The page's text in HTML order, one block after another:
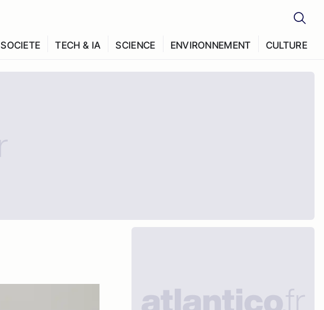
SOCIETE TECH & IA SCIENCE ENVIRONNEMENT CULTURE